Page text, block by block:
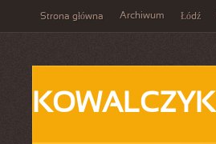
Strona główna Archiwum Łódź
KOWALCZYK